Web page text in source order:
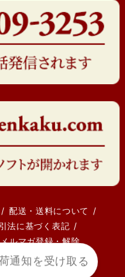
配送・送料について
法に基づく表記
メルマガ登録・解除
通知を受け取る